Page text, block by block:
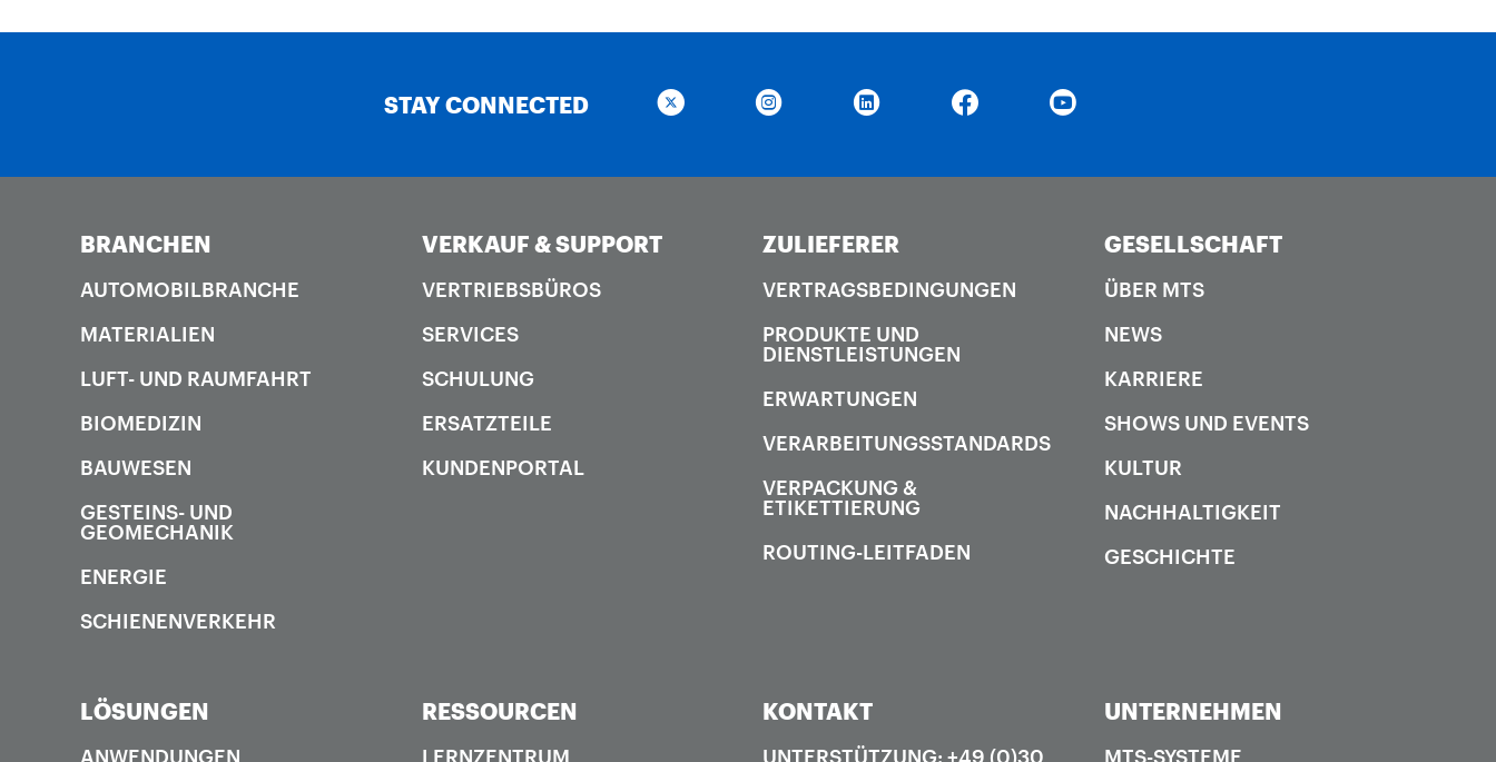
STAY CONNECTED
BRANCHEN
AUTOMOBILBRANCHE
MATERIALIEN
LUFT- UND RAUMFAHRT
BIOMEDIZIN
BAUWESEN
GESTEINS- UND
GEOMECHANIK
ENERGIE
SCHIENENVERKEHR
VERKAUF & SUPPORT
VERTRIEBSBÜROS
SERVICES
SCHULUNG
ERSATZTEILE
KUNDENPORTAL
ZULIEFERER
VERTRAGSBEDINGUNGEN
PRODUKTE UND
DIENSTLEISTUNGEN
ERWARTUNGEN
VERARBEITUNGSSTANDARDS
VERPACKUNG &
ETIKETTIERUNG
ROUTING-LEITFADEN
GESELLSCHAFT
ÜBER MTS
NEWS
KARRIERE
SHOWS UND EVENTS
KULTUR
NACHHALTIGKEIT
GESCHICHTE
LÖSUNGEN
ANWENDUNGEN
RESSOURCEN
LERNZENTRUM
KONTAKT
UNTERSTÜTZUNG: +49 (0)30
UNTERNEHMEN
MTS-SYSTEME